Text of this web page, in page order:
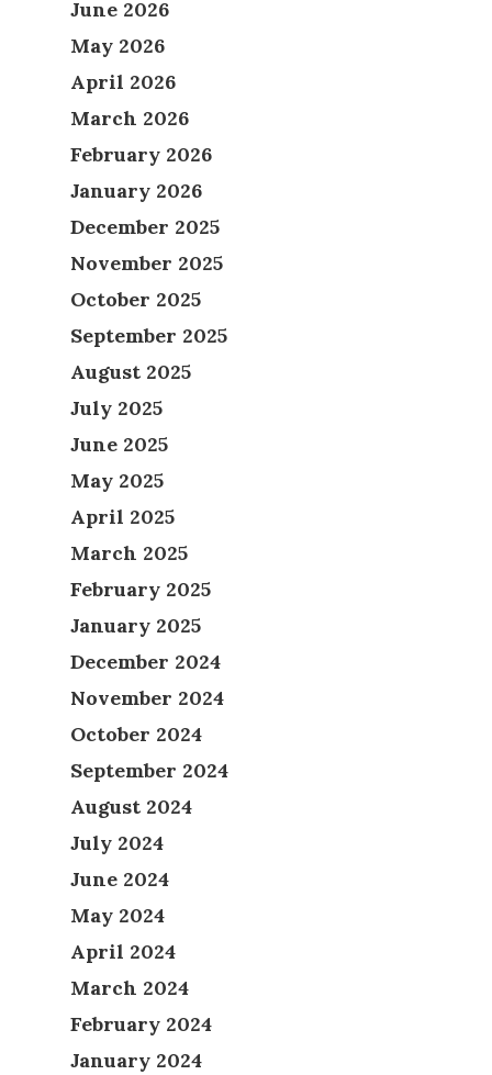
June 2026
May 2026
April 2026
March 2026
February 2026
January 2026
December 2025
November 2025
October 2025
September 2025
August 2025
July 2025
June 2025
May 2025
April 2025
March 2025
February 2025
January 2025
December 2024
November 2024
October 2024
September 2024
August 2024
July 2024
June 2024
May 2024
April 2024
March 2024
February 2024
January 2024